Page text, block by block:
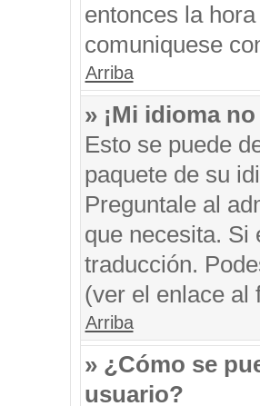
entonces la
comuniquese
Arriba
» ¡Mi idioma
Esto se puede
paquete de su
Preguntale al
que necesita. Si
traducción.
(ver el enlace al
Arriba
» ¿Cómo se
usuario?